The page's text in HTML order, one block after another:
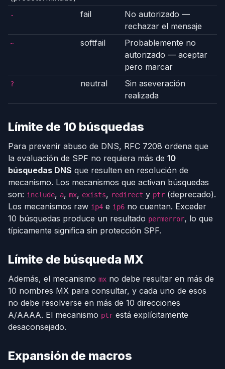
- fail
No autorizado —
rechazar el mensaje
~ softfail
Probablemente no
autorizado — aceptar
pero marcar
? neutral
Sin aseveración
realizada
Límite de 10 búsquedas
Para prevenir abuso de DNS, RFC 7208 ordena que
la evaluación de SPF no requiera más de 10
búsquedas DNS que resulten en resolución de
mecanismo. Los mecanismos que activan búsquedas
son: include, a, mx, exists, redirect y ptr (deprecado).
Los mecanismos raw ip4 e ip6 no cuentan. Exceder
10 búsquedas produce un resultado permerror, lo que
típicamente significa sin protección SPF.
Límite de búsqueda MX
Además, el mecanismo mx no debe resultar en más de
10 nombres MX para consultar, y cada uno de esos
no debe resolverse en más de 10 direcciones
A/AAAA. El mecanismo ptr está explícitamente
desaconsejado.
Expansión de macros